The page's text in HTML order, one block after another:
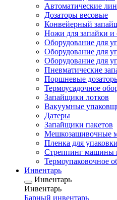
Автоматические
Дозаторы весовые
Конвейерный
Ножи для запайки и
Оборудование для
Оборудование для
Оборудование для
Пневматические
Поршневые
Термоусадочное
Запайщики лотков
Вакуумные
Датеры
Запайщики пакетов
Мешкозашивочные
Пленка для упаковки
Стреппинг машины
Термоупаковочное
Инвентарь
Инвентарь
Инвентарь
Барный инвентарь